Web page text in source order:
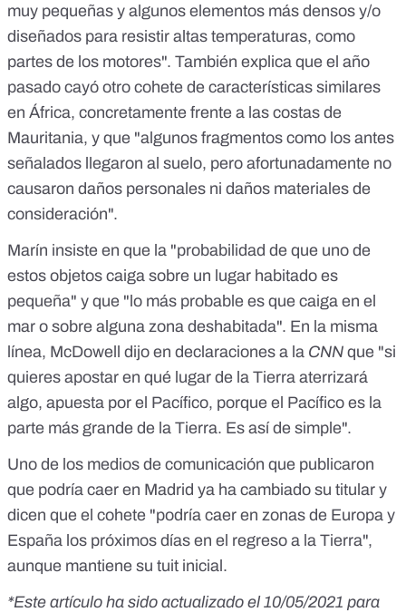
muy pequeñas y algunos elementos más densos y/o
diseñados para resistir altas temperaturas, como
partes de los motores". También explica que el año
pasado cayó otro cohete de características similares
en África, concretamente frente a las costas de
Mauritania, y que "algunos fragmentos como los antes
señalados llegaron al suelo, pero afortunadamente no
causaron daños personales ni daños materiales de
consideración".
Marín insiste en que la "probabilidad de que uno de
estos objetos caiga sobre un lugar habitado es
pequeña" y que "lo más probable es que caiga en el
mar o sobre alguna zona deshabitada". En la misma
línea, McDowell dijo en declaraciones a la CNN que "si
quieres apostar en qué lugar de la Tierra aterrizará
algo, apuesta por el Pacífico, porque el Pacífico es la
parte más grande de la Tierra. Es así de simple".
Uno de los medios de comunicación que publicaron
que podría caer en Madrid ya ha cambiado su titular y
dicen que el cohete "podría caer en zonas de Europa y
España los próximos días en el regreso a la Tierra",
aunque mantiene su tuit inicial.
*Este artículo ha sido actualizado el 10/05/2021 para